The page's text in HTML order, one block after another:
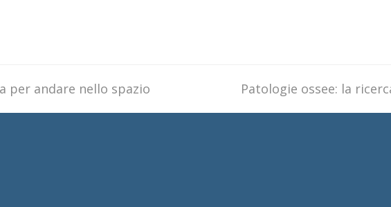
per andare nello spazio
next
post:
Patologie ossee: la